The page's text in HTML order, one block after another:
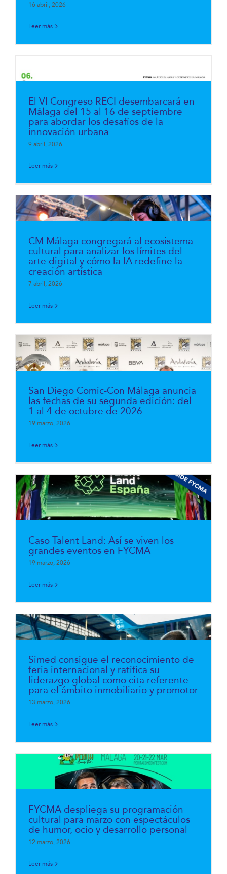
16 abril, 2026
Leer más
El VI Congreso RECI desembarcará en
Málaga del 15 al 16 de septiembre
para abordar los desafíos de la
innovación urbana
9 abril, 2026
Leer más
CM Málaga congregará al ecosistema
cultural para analizar los límites del
arte digital y cómo la IA redefine la
creación artística
7 abril, 2026
Leer más
San Diego Comic-Con Málaga anuncia
las fechas de su segunda edición: del
1 al 4 de octubre de 2026
19 marzo, 2026
Leer más
Caso Talent Land: Así se viven los
grandes eventos en FYCMA
19 marzo, 2026
Leer más
Simed consigue el reconocimiento de
feria internacional y ratifica su
liderazgo global como cita referente
para el ámbito inmobiliario y promotor
13 marzo, 2026
Leer más
FYCMA despliega su programación
cultural para marzo con espectáculos
de humor, ocio y desarrollo personal
12 marzo, 2026
Leer más